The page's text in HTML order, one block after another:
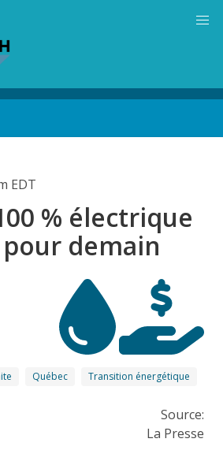
EDT
% électrique
pour demain
Québec Transition énergétique
Source:
La Presse